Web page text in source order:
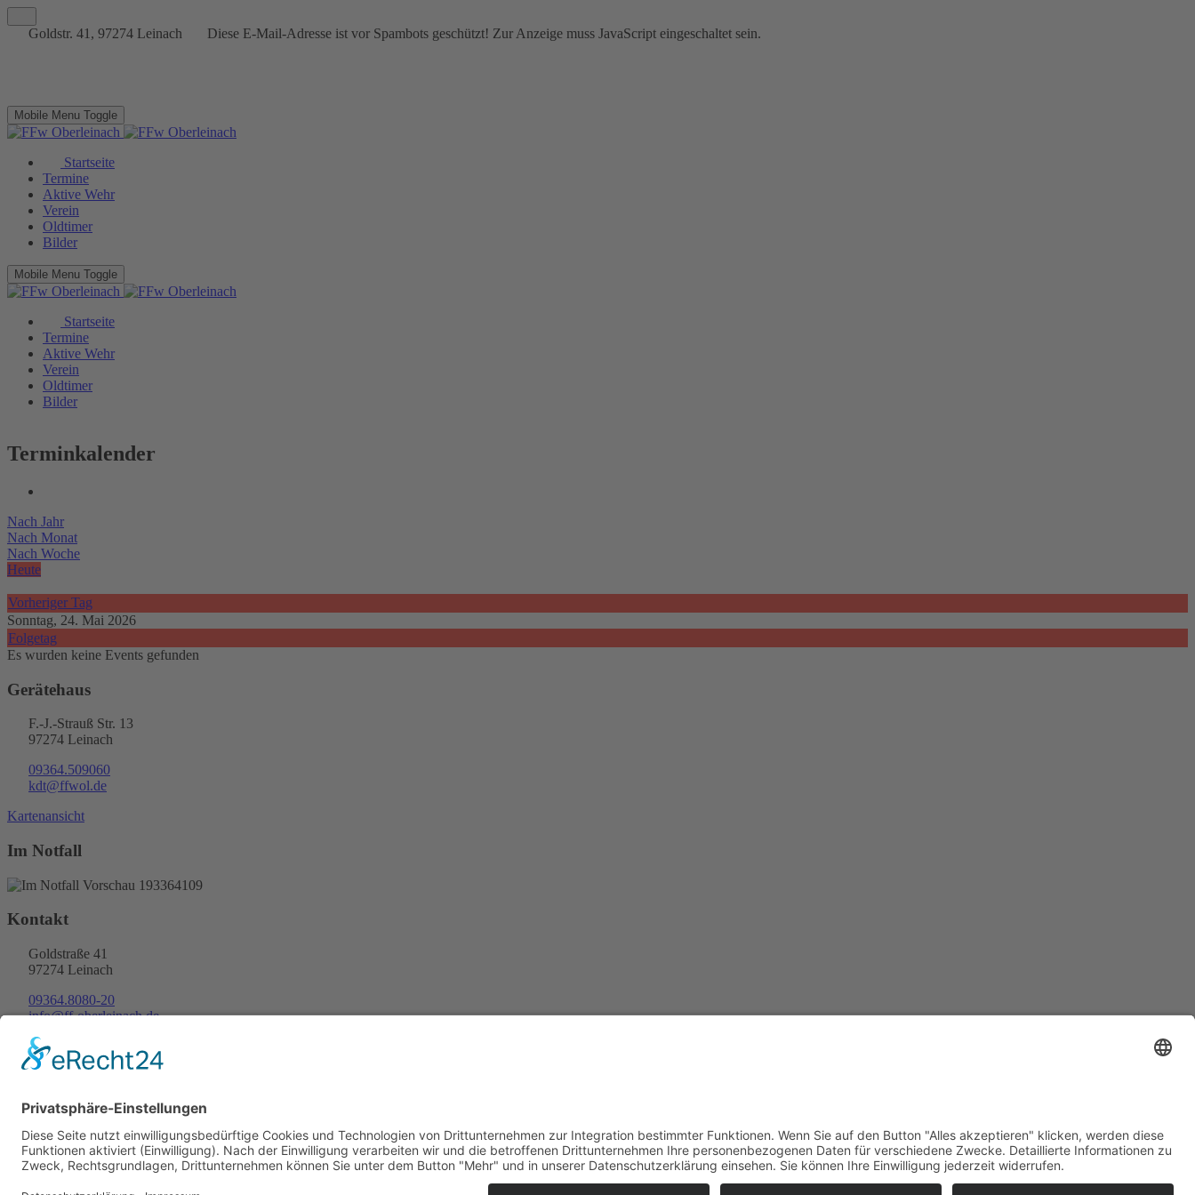
Goldstr. 41, 97274 Leinach Diese E-Mail-Adresse ist vor Spambots geschützt! Zur Anzeige muss JavaScript eingeschaltet sein.
Mobile Menu Toggle
Startseite
Termine
Aktive Wehr
Verein
Oldtimer
Bilder
Mobile Menu Toggle
Startseite
Termine
Aktive Wehr
Verein
Oldtimer
Bilder
Terminkalender
Nach Jahr
Nach Monat
Nach Woche
Heute
Vorheriger Tag
Sonntag, 24. Mai 2026
Folgetag
Es wurden keine Events gefunden
Gerätehaus
F.-J.-Strauß Str. 13
97274 Leinach
09364.509060
kdt@ffwol.de
Kartenansicht
Im Notfall
Kontakt
Goldstraße 41
97274 Leinach
09364.8080-20
info@ff-oberleinach.de
Kontakt
Startseite
Termine
Aktive Wehr